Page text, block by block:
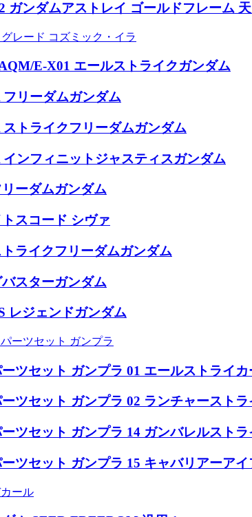
ガンダムアストレイ ゴールドフレーム
レード コズミック・イラ
E-X01 エールストライクガンダム
リーダムガンダム
トライクフリーダムガンダム
ンフィニットジャスティスガンダム
ーダムガンダム
スコード シヴァ
ライクフリーダムガンダム
スターガンダム
レジェンドガンダム
ーツセット ガンプラ
ツセット ガンプラ 01 エールストライカ
ツセット ガンプラ 02 ランチャースト
ツセット ガンプラ 14 ガンバレルストラ
ツセット ガンプラ 15 キャバリアーアイ
ール